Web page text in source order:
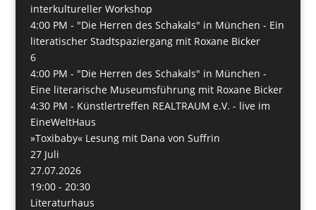
interkultureller Workshop
4:00 PM - "Die Herren des Schakals" in München - Ein
literatischer Stadtspaziergang mit Roxane Bicker
6
4:00 PM - "Die Herren des Schakals" in München -
Eine literarische Museumsführung mit Roxane Bicker
4:30 PM - Künstlertreffen REALTRAUM e.V. - live im
EineWeltHaus
»Toxibaby« Lesung mit Dana von Suffrin
27 Juli
27.07.2026
19:00 - 20:30
Literaturhaus